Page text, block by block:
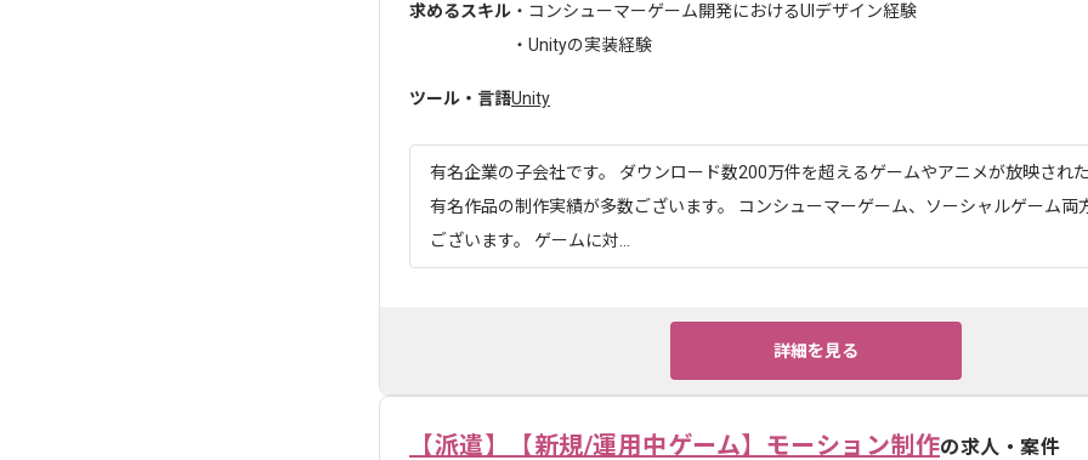
求めるスキル ・コンシューマーゲーム開発におけるUIデザイン経験
・Unityの実装経験
ツール・言語Unity
有名企業の子会社です。 ダウンロード数200万件を超えるゲームやアニメが放映された
有名作品の制作実績が多数ございます。 コンシューマーゲーム、ソーシャルゲーム両
ございます。 ゲームに対...
詳細を見る
【派遣】【新規/運用中ゲーム】モーション制作の求人・案件